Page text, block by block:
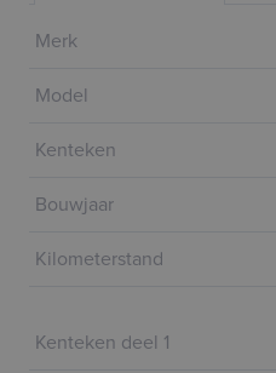
Merk
Model
Kenteken
Bouwjaar
Kilometerstand
Kenteken deel 1